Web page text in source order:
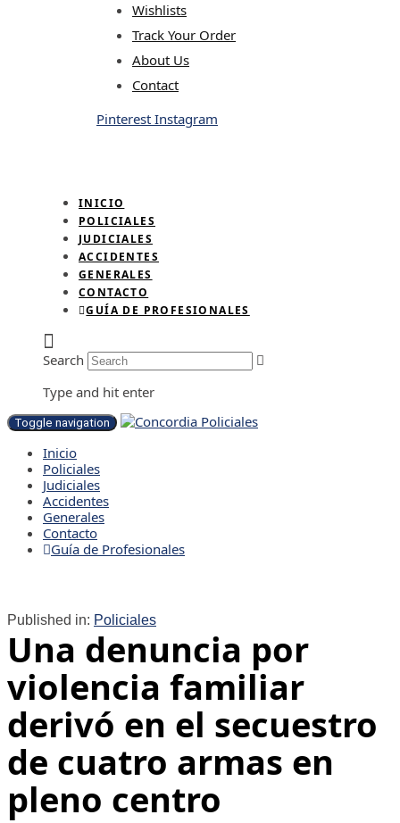
Wishlists
Track Your Order
About Us
Contact
Pinterest Instagram
INICIO
POLICIALES
JUDICIALES
ACCIDENTES
GENERALES
CONTACTO
GUÍA DE PROFESIONALES
Search
Type and hit enter
Toggle navigation
Inicio
Policiales
Judiciales
Accidentes
Generales
Contacto
Guía de Profesionales
Published in: Policiales
Una denuncia por
violencia familiar
derivó en el secuestro
de cuatro armas en
pleno centro